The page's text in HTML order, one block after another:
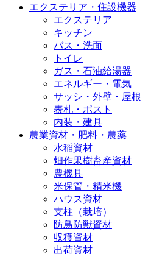
エクステリア・住設機器
エクステリア
キッチン
バス・洗面
トイレ
ガス・石油給湯器
エネルギー・電気
サッシ・外壁・屋根
表札・ポスト
内装・建具
農業資材・肥料・農薬
水稲資材
畑作果樹畜産資材
農機具
米保管・精米機
ハウス資材
支柱（栽培）
防鳥防獣資材
収穫資材
出荷資材